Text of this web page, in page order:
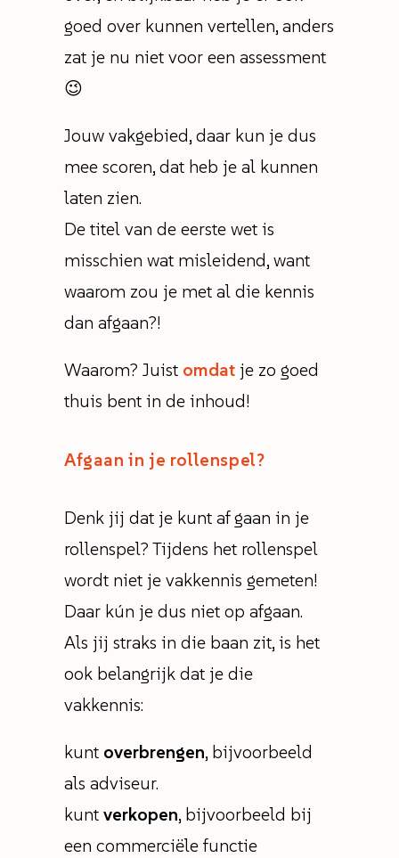
goed over kunnen vertellen, anders
zat je nu niet voor een assessment
😉
Jouw vakgebied, daar kun je dus
mee scoren, dat heb je al kunnen
laten zien.
De titel van de eerste wet is
misschien wat misleidend, want
waarom zou je met al die kennis
dan afgaan?!
Waarom? Juist omdat je zo goed
thuis bent in de inhoud!
Afgaan in je rollenspel?
Denk jij dat je kunt af gaan in je
rollenspel? Tijdens het rollenspel
wordt niet je vakkennis gemeten!
Daar kún je dus niet op afgaan.
Als jij straks in die baan zit, is het
ook belangrijk dat je die
vakkennis:
kunt overbrengen, bijvoorbeeld
als adviseur.
kuntverkopen, bijvoorbeeld bij
een commerciële functie